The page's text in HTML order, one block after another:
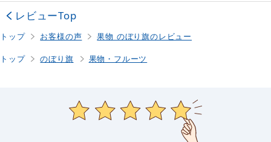
レビューTop
トップ お客様の声 果物 のぼり旗のレビュー
トップ のぼり旗 果物・フルーツ